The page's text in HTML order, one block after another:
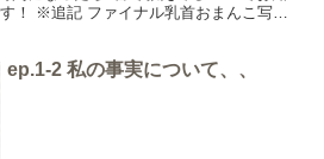
！ ※追記 ファイナル乳首おまんこ写真
ep.1-2 私の事実について、、